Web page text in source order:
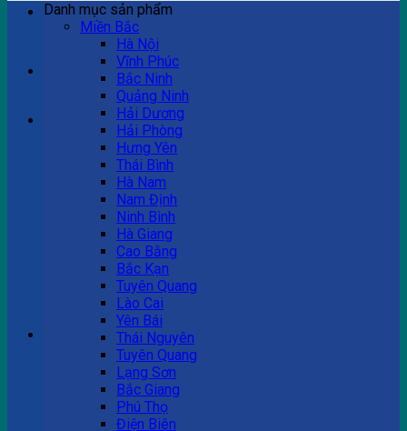
Ví dụ: Billboard quảng cáo, pano quảng cáo, quảng cáo
trên xe bus...
Tư vấn bán hàng
0983 863 488
Hotline hỗ trợ
0983 863 488
Giỏ hàng
Chưa có sản phẩm trong giỏ hàng.
Danh mục sản phẩm
Miền Bắc
Hà Nội
Vĩnh Phúc
Bắc Ninh
Quảng Ninh
Hải Dương
Hải Phòng
Hưng Yên
Thái Bình
Hà Nam
Nam Định
Ninh Bình
Hà Giang
Cao Bằng
Bắc Kạn
Tuyên Quang
Lào Cai
Yên Bái
Thái Nguyên
Tuyên Quang
Lạng Sơn
Bắc Giang
Phú Thọ
Điện Biên